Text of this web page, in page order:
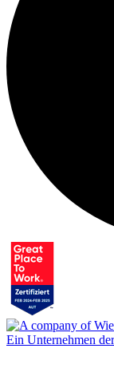
Ein Unternehmen